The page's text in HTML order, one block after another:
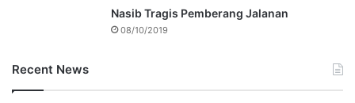
Nasib Tragis Pemberang Jalanan
08/10/2019
Recent News